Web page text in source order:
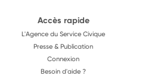
Accès rapide
L'Agence du Service Civique
Presse & Publication
Connexion
Besoin d'aide ?